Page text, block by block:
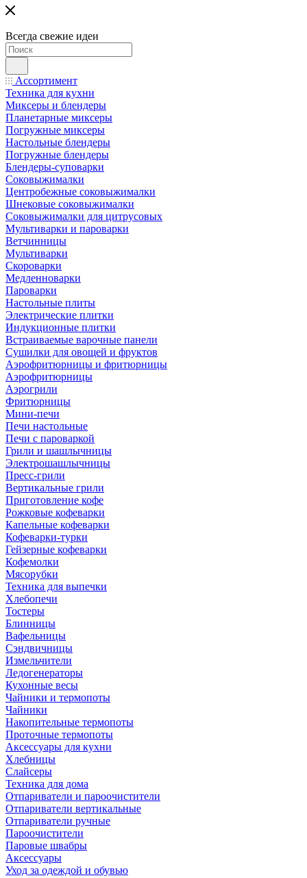
Всегда свежие идеи
Ассортимент
Техника для кухни
Миксеры и блендеры
Планетарные миксеры
Погружные миксеры
Настольные блендеры
Погружные блендеры
Блендеры-суповарки
Соковыжималки
Центробежные соковыжималки
Шнековые соковыжималки
Соковыжималки для цитрусовых
Мультиварки и пароварки
Ветчинницы
Мультиварки
Скороварки
Медленноварки
Пароварки
Настольные плиты
Электрические плитки
Индукционные плитки
Встраиваемые варочные панели
Сушилки для овощей и фруктов
Аэрофритюрницы и фритюрницы
Аэрофритюрницы
Аэрогрили
Фритюрницы
Мини-печи
Печи настольные
Печи с пароваркой
Грили и шашлычницы
Электрошашлычницы
Пресс-грили
Вертикальные грили
Приготовление кофе
Рожковые кофеварки
Капельные кофеварки
Кофеварки-турки
Гейзерные кофеварки
Кофемолки
Мясорубки
Техника для выпечки
Хлебопечи
Тостеры
Блинницы
Вафельницы
Сэндвичницы
Измельчители
Ледогенераторы
Кухонные весы
Чайники и термопоты
Чайники
Накопительные термопоты
Проточные термопоты
Аксессуары для кухни
Хлебницы
Слайсеры
Техника для дома
Отпариватели и пароочистители
Отпариватели вертикальные
Отпариватели ручные
Пароочистители
Паровые швабры
Аксессуары
Уход за одеждой и обувью